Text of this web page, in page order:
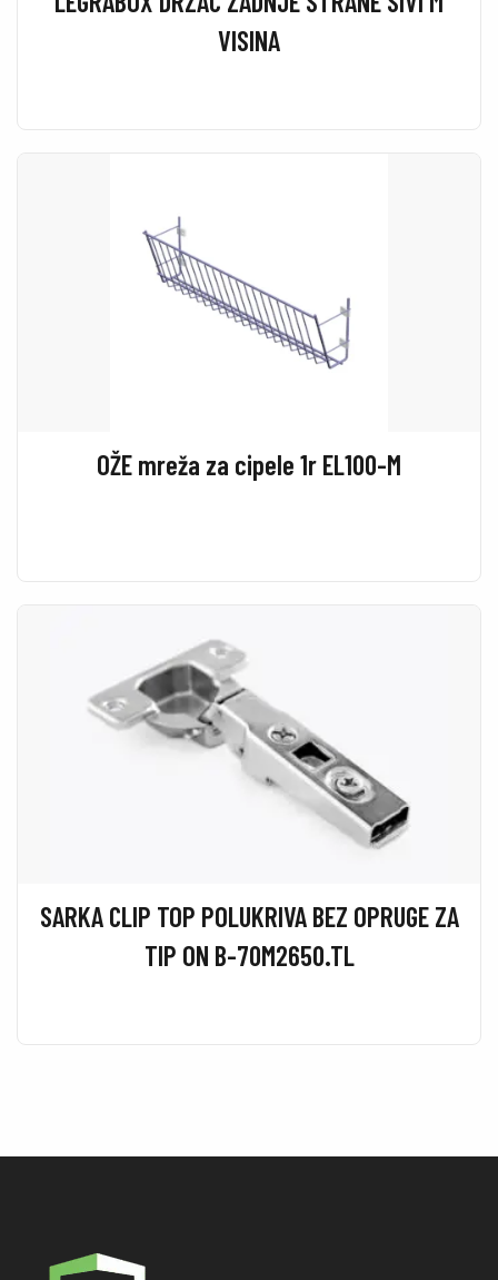
VISINA
OŽE mreža za cipele 1r EL100-M
SARKA CLIP TOP POLUKRIVA BEZ OPRUGE ZA
TIP ON B-70M2650.TL